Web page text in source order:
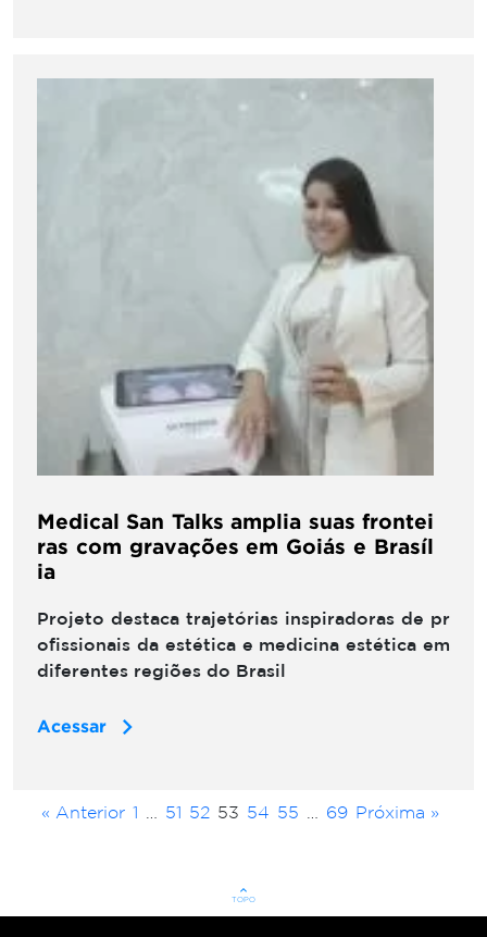
Medical San Talks amplia suas frontei
ras com gravações em Goiás e Brasíl
ia
Projeto destaca trajetórias inspiradoras de pr
ofissionais da estética e medicina estética em
diferentes regiões do Brasil
Acessar
« Anterior 1 … 51 52 53 54 55 … 69 Próxima »
keyboard_arrow_up
TOPO